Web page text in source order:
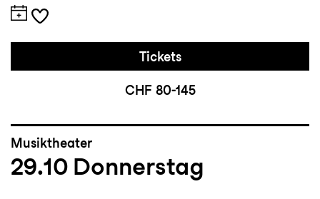
Tickets
CHF 80-145
Musiktheater
29.10 Donnerstag